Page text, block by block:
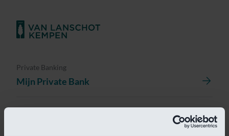
Private Banking
Mijn Private Bank